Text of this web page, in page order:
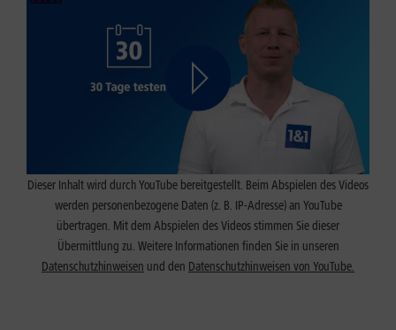
Dieser Inhalt wird durch YouTube bereitgestellt. Beim Abspielen des Videos
werden personenbezogene Daten (z. B. IP-Adresse) an YouTube
übertragen. Mit dem Abspielen des Videos stimmen Sie dieser
Übermittlung zu. Weitere Informationen finden Sie in unseren
Datenschutzhinweisen und den Datenschutzhinweisen von YouTube.